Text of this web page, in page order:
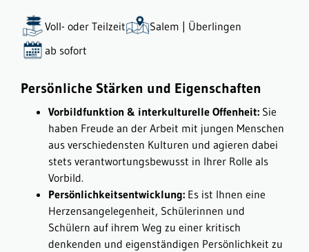
Voll- oder Teilzeit
Salem | Überlingen
ab sofort
Persönliche Stärken und Eigenschaften
Vorbildfunktion & interkulturelle Offenheit: Sie
haben Freude an der Arbeit mit jungen Menschen
aus verschiedensten Kulturen und agieren dabei
stets verantwortungsbewusst in Ihrer Rolle als
Vorbild.
Persönlichkeitsentwicklung: Es ist Ihnen eine
Herzensangelegenheit, Schülerinnen und
Schülern auf ihrem Weg zu einer kritisch
denkenden und eigenständigen Persönlichkeit zu